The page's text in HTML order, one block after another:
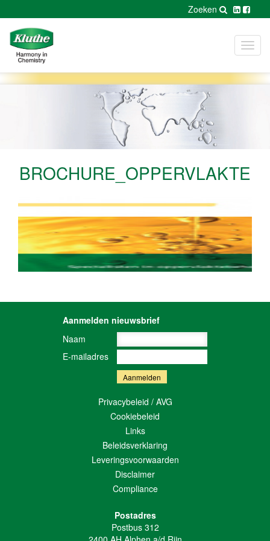
Zoeken
BROCHURE_OPPERVLAKTE
Aanmelden nieuwsbrief
Naam
E-mailadres
Privacybeleid / AVG
Cookiebeleid
Links
Beleidsverklaring
Leveringsvoorwaarden
Disclaimer
Compliance
Postadres
Postbus 312